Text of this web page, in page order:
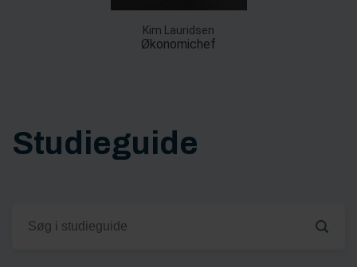
Kim Lauridsen
Økonomichef
Studieguide